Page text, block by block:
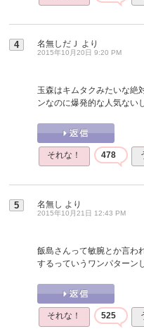
4 名無しだＪ より
2015年10月20日 9:20 PM
玉森はキムタクみたいな絶
ンなのに爆発的な人気ない
それな！ 478
5 名無し より
2015年10月21日 12:43 PM
飯島さんって敏腕とか言わ
するっていうワンパターン
それな！ 525